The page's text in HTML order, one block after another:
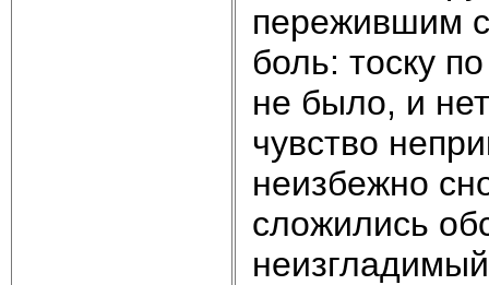
пережившим
боль: тоску
не было, и
чувство
неизбежно
сложились